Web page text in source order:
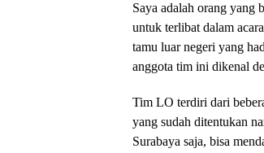
Saya adalah orang yang
untuk terlibat dalam
tamu luar negeri yang
anggota tim ini dikenal
Tim LO terdiri dari
yang sudah ditentukan
Surabaya saja, bisa